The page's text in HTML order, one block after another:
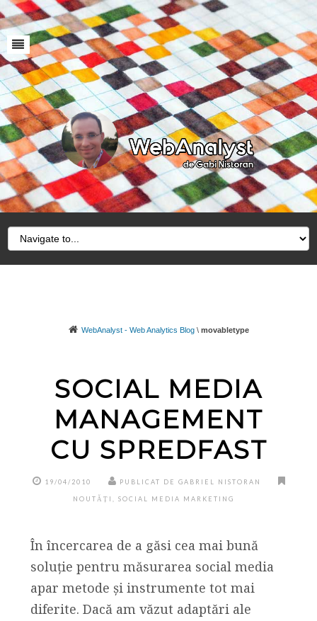
WebAnalyst - Web Analytics Blog\ movabletype
SOCIAL MEDIA
MANAGEMENT
CU SPREDFAST
19/04/2010 PUBLICAT DE GABRIEL NISTORAN
NOUTĂȚI SOCIAL MEDIA MARKETING
În încercarea de a găsi cea mai bună
soluție pentru măsurarea social media
apar metode și instrumente tot mai
diferite. Dacă am văzut adaptări ale